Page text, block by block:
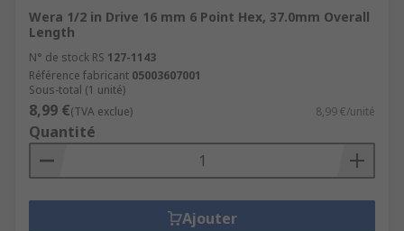
Wera 1/2 in Drive 16 mm 6 Point Hex, 37.0mm Overall
Length
N° de stock RS 127-1143
Référence fabricant 05003607001
Sous-total (1 unité)
8,99 €(TVA exclue) 8,99 €/unité
Quantité
Ajouter